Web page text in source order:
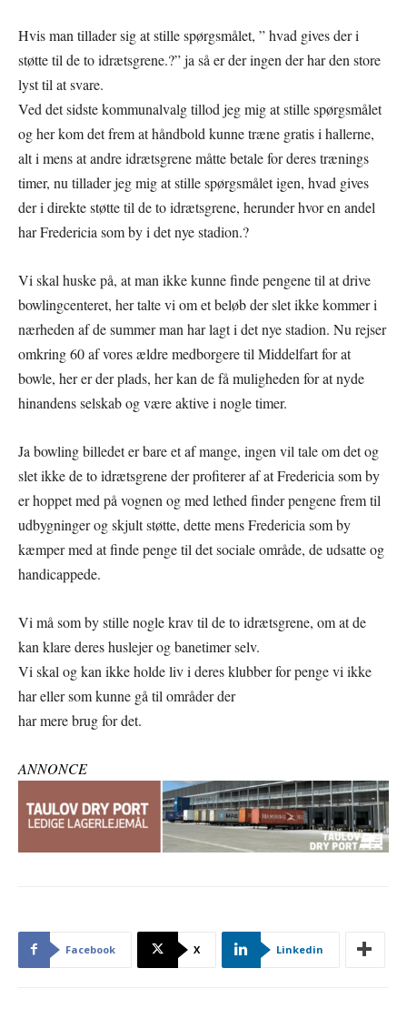
Hvis man tillader sig at stille spørgsmålet, ” hvad gives der i
støtte til de to idrætsgrene.?” ja så er der ingen der har den store
lyst til at svare.
Ved det sidste kommunalvalg tillod jeg mig at stille spørgsmålet
og her kom det frem at håndbold kunne træne gratis i hallerne,
alt i mens at andre idrætsgrene måtte betale for deres trænings
timer, nu tillader jeg mig at stille spørgsmålet igen, hvad gives
der i direkte støtte til de to idrætsgrene, herunder hvor en andel
har Fredericia som by i det nye stadion.?
Vi skal huske på, at man ikke kunne finde pengene til at drive
bowlingcenteret, her talte vi om et beløb der slet ikke kommer i
nærheden af de summer man har lagt i det nye stadion. Nu rejser
omkring 60 af vores ældre medborgere til Middelfart for at
bowle, her er der plads, her kan de få muligheden for at nyde
hinandens selskab og være aktive i nogle timer.
Ja bowling billedet er bare et af mange, ingen vil tale om det og
slet ikke de to idrætsgrene der profiterer af at Fredericia som by
er hoppet med på vognen og med lethed finder pengene frem til
udbygninger og skjult støtte, dette mens Fredericia som by
kæmper med at finde penge til det sociale område, de udsatte og
handicappede.
Vi må som by stille nogle krav til de to idrætsgrene, om at de
kan klare deres huslejer og banetimer selv.
Vi skal og kan ikke holde liv i deres klubber for penge vi ikke
har eller som kunne gå til områder der
har mere brug for det.
ANNONCE
Facebook X Linkedin